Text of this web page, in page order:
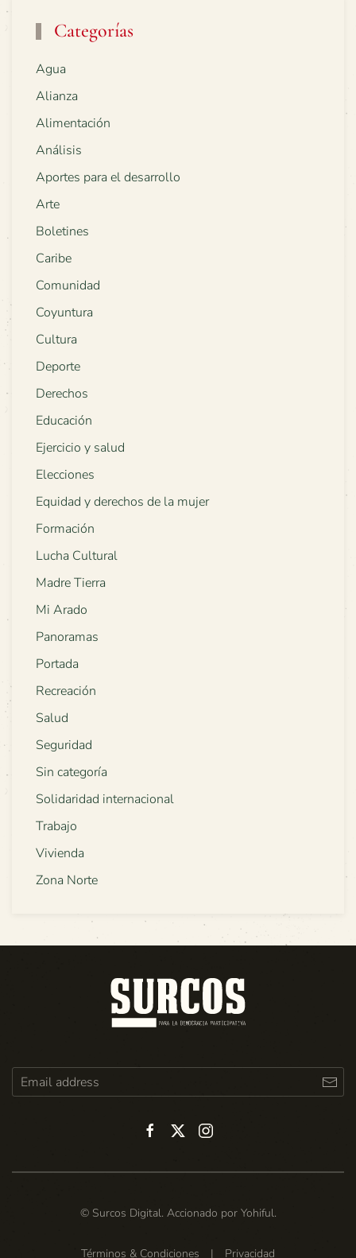
Categorías
Agua
Alianza
Alimentación
Análisis
Aportes para el desarrollo
Arte
Boletines
Caribe
Comunidad
Coyuntura
Cultura
Deporte
Derechos
Educación
Ejercicio y salud
Elecciones
Equidad y derechos de la mujer
Formación
Lucha Cultural
Madre Tierra
Mi Arado
Panoramas
Portada
Recreación
Salud
Seguridad
Sin categoría
Solidaridad internacional
Trabajo
Vivienda
Zona Norte
© Surcos Digital. Accionado por Yohiful.
Términos & Condiciones | Privacidad